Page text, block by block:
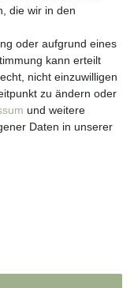
die wir in den
oder aufgrund eines
kann erteilt
nicht einzuwilligen
zu ändern oder
und weitere
Daten in unserer